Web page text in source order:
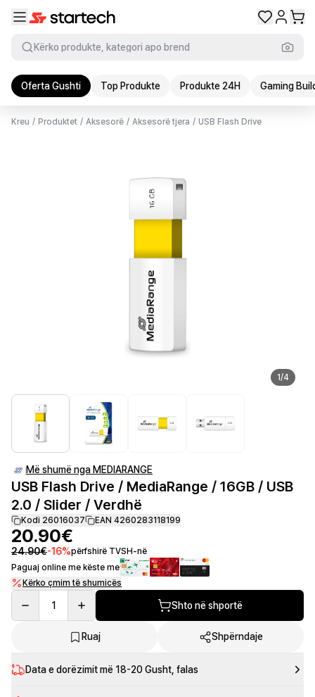
Kërko produkte, kategori apo brend
Oferta Gushti Top Produkte Produkte 24H Gaming
Kreu / Produktet / Aksesorë / Aksesorë tjera / USB Flash Drive
1/4
Më shumë nga MEDIARANGE
USB Flash Drive / MediaRange / 16GB / USB
2.0 / Slider / Verdhë
Kodi 26016037 EAN 4260283118199
20.90€
24.90€-16%përfshirë TVSH-në
Paguaj online me këste me
Kërko çmim të shumicës
1 Shto në shportë
Ruaj Shpërndaje
Data e dorëzimit më 18-20 Gusht , falas